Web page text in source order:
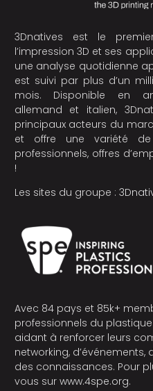
3Dnatives est le
l’impression 3D et ses
une analyse quotidienne
est suivi par plus d’un
mois. Disponible en
allemand et italien,
principaux acteurs du
et offre une variété
professionnels, offres
!
Les sites du groupe :
Avec 84 pays et 85k+
professionnels du
aidant à renforcer leurs
networking,
des connaissances. Pour
vous sur www.4spe.org.